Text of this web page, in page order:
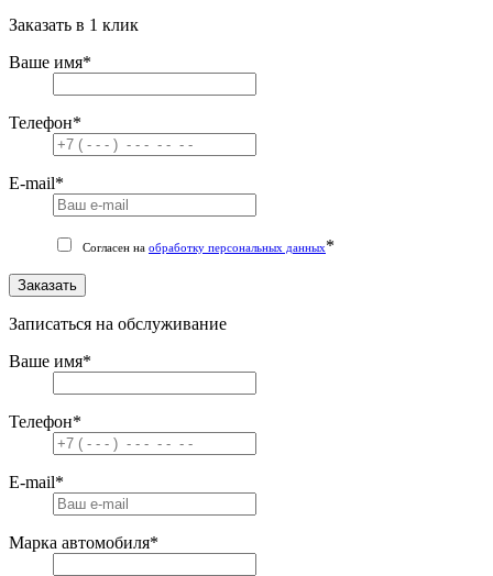
Заказать в 1 клик
Ваше имя*
Телефон*
E-mail*
Согласен на обработку персональных данных*
Заказать
Записаться на обслуживание
Ваше имя*
Телефон*
E-mail*
Марка автомобиля*